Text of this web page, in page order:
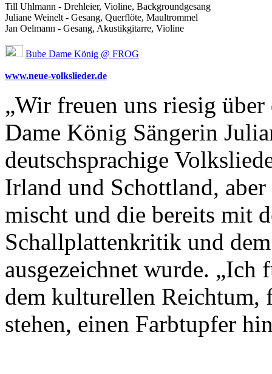
Till Uhlmann - Drehleier, Violine, Backgroundgesang
Juliane Weinelt - Gesang, Querflöte, Maultrommel
Jan Oelmann - Gesang, Akustikgitarre, Violine
Bube Dame König @ FROG
www.neue-volkslieder.de
„Wir freuen uns riesig
Dame König Sängerin
deutschsprachige
Irland und Schottland,
mischt und die bereits mit
Schallplattenkritik und
ausgezeichnet wurde. „Ich
dem kulturellen Reichtum,
stehen, einen Farbtupfer